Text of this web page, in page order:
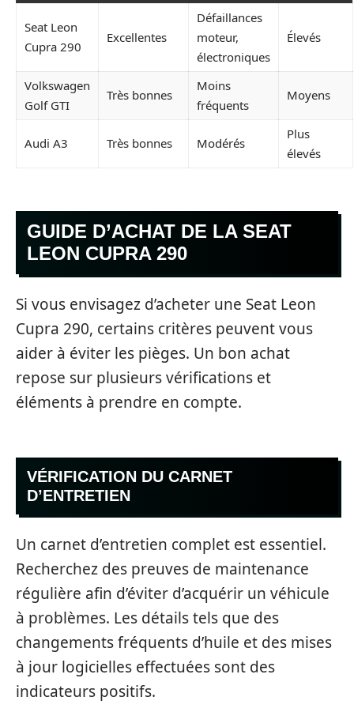
Seat Leon
Cupra 290
Excellentes
Défaillances
moteur,
électroniques
Élevés
Volkswagen
Golf GTI
Très bonnes
Moins
fréquents
Moyens
Audi A3 Très bonnes Modérés
Plus
élevés
GUIDE D’ACHAT DE LA SEAT
LEON CUPRA 290
Si vous envisagez d’acheter une Seat Leon
Cupra 290, certains critères peuvent vous
aider à éviter les pièges. Un bon achat
repose sur plusieurs vérifications et
éléments à prendre en compte.
VÉRIFICATION DU CARNET
D’ENTRETIEN
Un carnet d’entretien complet est essentiel.
Recherchez des preuves de maintenance
régulière afin d’éviter d’acquérir un véhicule
à problèmes. Les détails tels que des
changements fréquents d’huile et des mises
à jour logicielles effectuées sont des
indicateurs positifs.